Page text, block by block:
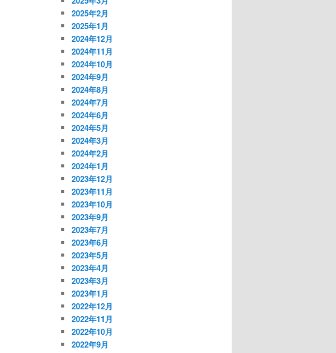
2025年2月
2025年1月
2024年12月
2024年11月
2024年10月
2024年9月
2024年8月
2024年7月
2024年6月
2024年5月
2024年3月
2024年2月
2024年1月
2023年12月
2023年11月
2023年10月
2023年9月
2023年7月
2023年6月
2023年5月
2023年4月
2023年3月
2023年1月
2022年12月
2022年11月
2022年10月
2022年9月